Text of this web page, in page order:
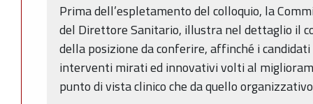
Prima dell’espletamento del colloquio, la
del Direttore Sanitario, illustra nel dettaglio il
della posizione da conferire, affinché i
interventi mirati ed innovativi volti al
punto di vista clinico che da quello